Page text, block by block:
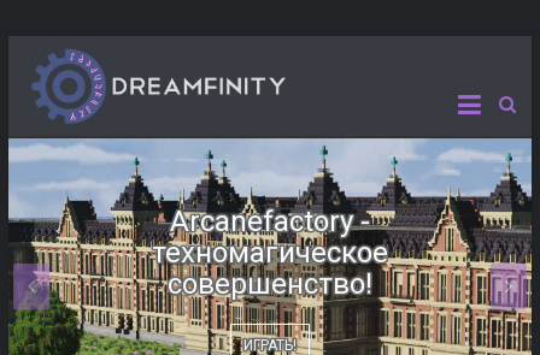
Arcanefactory -
техномагическое
совершенство!
ИГРАТЬ!
Technocracy - покорите мир
технологий!
ИГРАТЬ!